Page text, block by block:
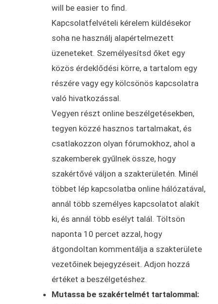
will be easier to find.
Kapcsolatfelvételi kérelem küldésekor
soha ne használj alapértelmezett
üzeneteket. Személyesítsd őket egy
közös érdeklődési körre, a tartalom egy
részére vagy egy kölcsönös kapcsolatra
való hivatkozással.
Vegyen részt online beszélgetésekben,
tegyen közzé hasznos tartalmakat, és
csatlakozzon olyan fórumokhoz, ahol a
szakemberek gyűlnek össze, hogy
szakértővé váljon a szakterületén. Minél
többet lép kapcsolatba online hálózatával,
annál több személyes kapcsolatot alakít
ki, és annál több esélyt talál. Töltsön
naponta 10 percet azzal, hogy
átgondoltan kommentálja a szakterülete
vezetőinek bejegyzéseit. Adjon hozzá
értéket a beszélgetéshez.
Mutassa be szakértelmét tartalommal: